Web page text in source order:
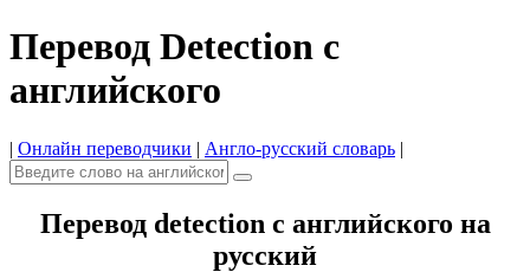
Перевод Detection с
английского
| Онлайн переводчики | Англо-русский словарь |
Перевод detection с английского на
русский